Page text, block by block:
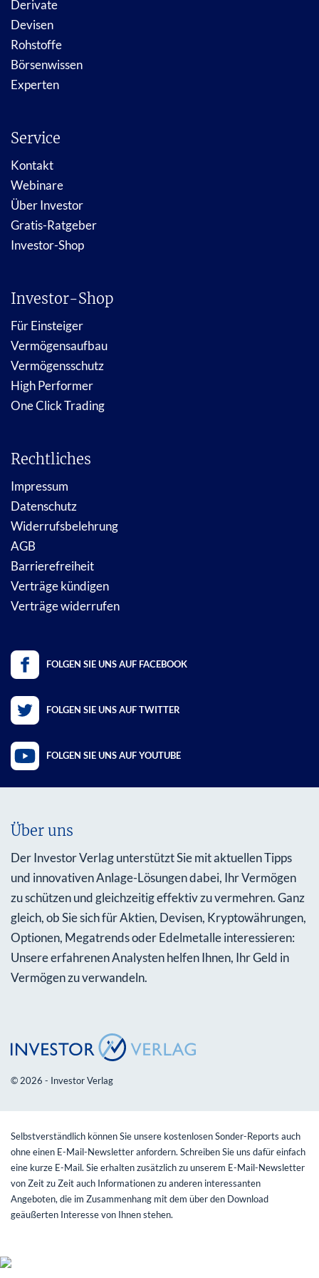
Derivate
Devisen
Rohstoffe
Börsenwissen
Experten
Service
Kontakt
Webinare
Über Investor
Gratis-Ratgeber
Investor-Shop
Investor-Shop
Für Einsteiger
Vermögensaufbau
Vermögensschutz
High Performer
One Click Trading
Rechtliches
Impressum
Datenschutz
Widerrufsbelehrung
AGB
Barrierefreiheit
Verträge kündigen
Verträge widerrufen
FOLGEN SIE UNS AUF FACEBOOK
FOLGEN SIE UNS AUF TWITTER
FOLGEN SIE UNS AUF YOUTUBE
Über uns
Der Investor Verlag unterstützt Sie mit aktuellen Tipps
und innovativen Anlage-Lösungen dabei, Ihr Vermögen
zu schützen und gleichzeitig effektiv zu vermehren. Ganz
gleich, ob Sie sich für Aktien, Devisen, Kryptowährungen,
Optionen, Megatrends oder Edelmetalle interessieren:
Unsere erfahrenen Analysten helfen Ihnen, Ihr Geld in
Vermögen zu verwandeln.
© 2026 - Investor Verlag
Selbstverständlich können Sie unsere kostenlosen Sonder-Reports auch
ohne einen E-Mail-Newsletter anfordern. Schreiben Sie uns dafür einfach
eine kurze E-Mail. Sie erhalten zusätzlich zu unserem E-Mail-Newsletter
von Zeit zu Zeit auch Informationen zu anderen interessanten
Angeboten, die im Zusammenhang mit dem über den Download
geäußerten Interesse von Ihnen stehen.